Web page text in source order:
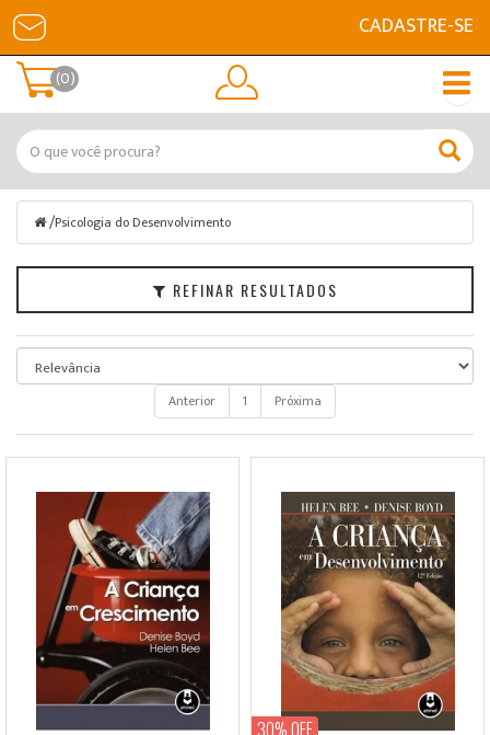
CADASTRE-SE
(0)
/Psicologia do Desenvolvimento
REFINAR RESULTADOS
Filtrar
Psicologia
do
Desenvolvimento
Marcas
de
Anterior 1 Próxima
30% OFF